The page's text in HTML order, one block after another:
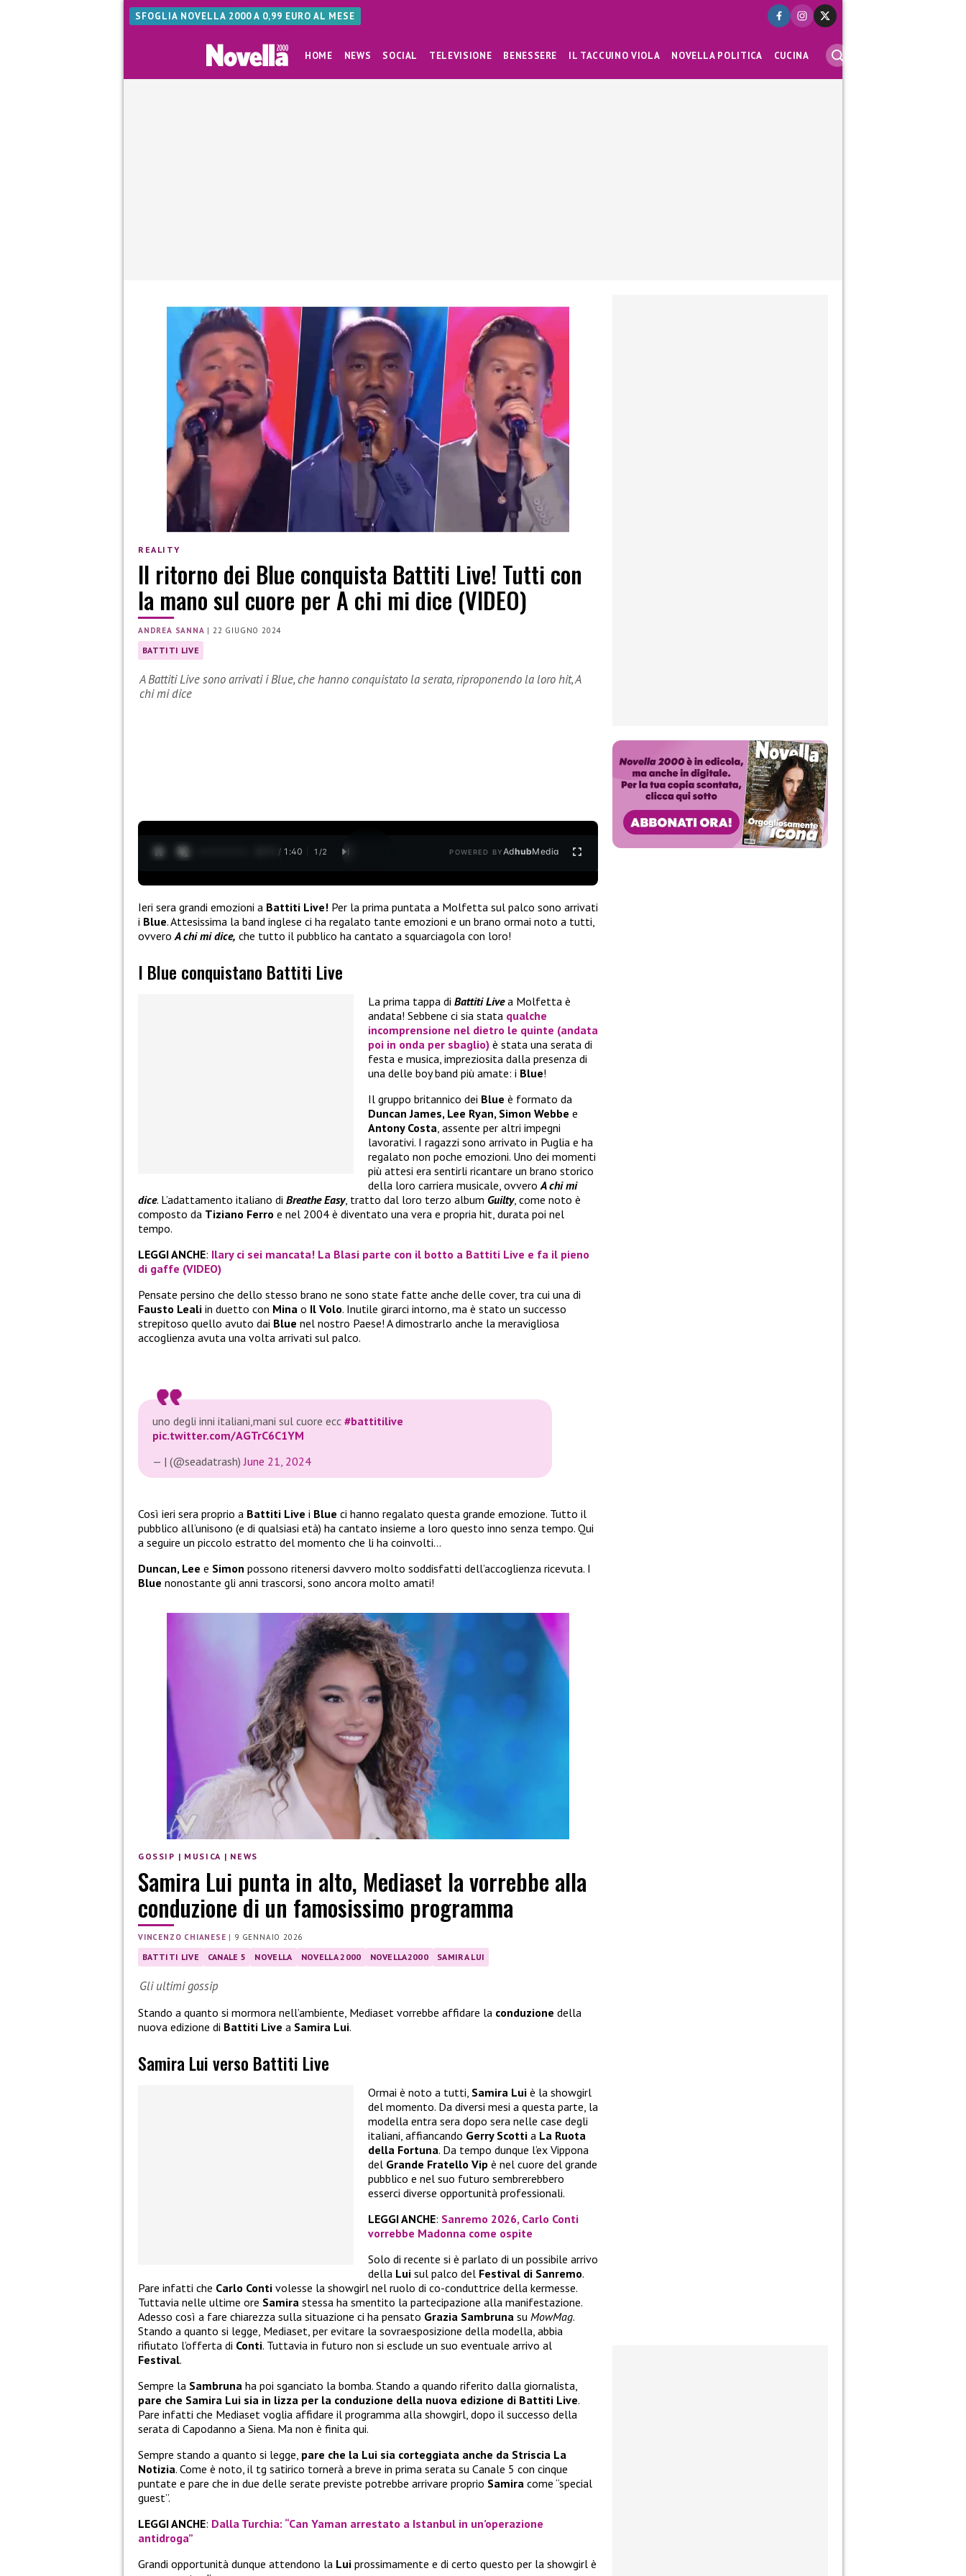
SFOGLIA NOVELLA 2000 A 0,99 EURO AL MESE
HOME NEWS SOCIAL TELEVISIONE BENESSERE IL TACCUINO VIOLA NOVELLA POLITICA CUCINA
REALITY
Il ritorno dei Blue conquista Battiti Live! Tutti con
la mano sul cuore per A chi mi dice (VIDEO)
ANDREA SANNA |22 GIUGNO 2024
BATTITI LIVE
A Battiti Live sono arrivati i Blue, che hanno conquistato la serata, riproponendo la loro hit, A
chi mi dice
0:12 / 1:40 1 /2 POWERED BYAdhubMedia
Ieri sera grandi emozioni a Battiti Live! Per la prima puntata a Molfetta sul palco sono arrivati
i Blue. Attesissima la band inglese ci ha regalato tante emozioni e un brano ormai noto a tutti,
ovvero A chi mi dice, che tutto il pubblico ha cantato a squarciagola con loro!
I Blue conquistano Battiti Live
La prima tappa di Battiti Livea Molfetta è
andata! Sebbene ci sia stata qualche
incomprensione nel dietro le quinte (andata
poi in onda per sbaglio) è stata una serata di
festa e musica, impreziosita dalla presenza di
una delle boy band più amate: i Blue!
Il gruppo britannico dei Blue è formato da
Duncan James, Lee Ryan, Simon Webbe e
Antony Costa, assente per altri impegni
lavorativi. I ragazzi sono arrivato in Puglia e ha
regalato non poche emozioni. Uno dei momenti
più attesi era sentirli ricantare un brano storico
della loro carriera musicale, ovveroA chi mi
dice. L’adattamento italiano di Breathe Easy, tratto dal loro terzo album Guilty, come noto è
composto da Tiziano Ferro e nel 2004 è diventato una vera e propria hit, durata poi nel
tempo.
LEGGI ANCHE: Ilary ci sei mancata! La Blasi parte con il botto a Battiti Live e fa il pieno
di gaffe (VIDEO)
Pensate persino che dello stesso brano ne sono state fatte anche delle cover, tra cui una di
Fausto Leali in duetto con Mina o Il Volo. Inutile girarci intorno, ma è stato un successo
strepitoso quello avuto dai Blue nel nostro Paese! A dimostrarlo anche la meravigliosa
accoglienza avuta una volta arrivati sul palco.
uno degli inni italiani,mani sul cuore ecc #battitilive
pic.twitter.com/AGTrC6C1YM
— | (@seadatrash)June 21, 2024
Così ieri sera proprio a Battiti Live i Blue ci hanno regalato questa grande emozione. Tutto il
pubblico all’unisono (e di qualsiasi età) ha cantato insieme a loro questo inno senza tempo. Qui
a seguire un piccolo estratto del momento che li ha coinvolti…
Duncan, Lee e Simon possono ritenersi davvero molto soddisfatti dell’accoglienza ricevuta. I
Blue nonostante gli anni trascorsi, sono ancora molto amati!
GOSSIP | MUSICA | NEWS
Samira Lui punta in alto, Mediaset la vorrebbe alla
conduzione di un famosissimo programma
VINCENZO CHIANESE | 9 GENNAIO 2026
BATTITI LIVE CANALE 5 NOVELLA NOVELLA 2000 NOVELLA2000 SAMIRA LUI
Gli ultimi gossip
Stando a quanto si mormora nell’ambiente, Mediaset vorrebbe affidare la conduzione della
nuova edizione di Battiti Live a Samira Lui.
Samira Lui verso Battiti Live
Ormai è noto a tutti, Samira Lui è la showgirl
del momento. Da diversi mesi a questa parte, la
modella entra sera dopo sera nelle case degli
italiani, affiancando Gerry Scotti a La Ruota
della Fortuna. Da tempo dunque l’ex Vippona
del Grande Fratello Vip è nel cuore del grande
pubblico e nel suo futuro sembrerebbero
esserci diverse opportunità professionali.
LEGGI ANCHE: Sanremo 2026, Carlo Conti
vorrebbe Madonna come ospite
Solo di recente si è parlato di un possibile arrivo
della Lui sul palco del Festival di Sanremo.
Pare infatti che Carlo Conti volesse la showgirl nel ruolo di co-conduttrice della kermesse.
Tuttavia nelle ultime ore Samira stessa ha smentito la partecipazione alla manifestazione.
Adesso così a fare chiarezza sulla situazione ci ha pensato Grazia Sambruna su MowMag.
Stando a quanto si legge, Mediaset, per evitare la sovraesposizione della modella, abbia
rifiutato l’offerta di Conti. Tuttavia in futuro non si esclude un suo eventuale arrivo al
Festival.
Sempre la Sambruna ha poi sganciato la bomba. Stando a quando riferito dalla giornalista,
pare che Samira Lui sia in lizza per la conduzione della nuova edizione di Battiti Live.
Pare infatti che Mediaset voglia affidare il programma alla showgirl, dopo il successo della
serata di Capodanno a Siena. Ma non è finita qui.
Sempre stando a quanto si legge, pare che la Lui sia corteggiata anche da Striscia La
Notizia. Come è noto, il tg satirico tornerà a breve in prima serata su Canale 5 con cinque
puntate e pare che in due delle serate previste potrebbe arrivare proprio Samira come “special
guest”.
LEGGI ANCHE: Dalla Turchia: “Can Yaman arrestato a Istanbul in un’operazione
antidroga”
Grandi opportunità dunque attendono la Lui prossimamente e di certo questo per la showgirl è